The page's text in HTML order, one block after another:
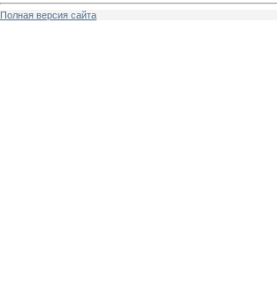
Полная версия сайта